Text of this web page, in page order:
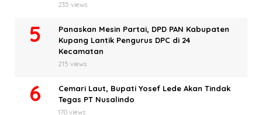
235 views
Panaskan Mesin Partai, DPD PAN Kabupaten
Kupang Lantik Pengurus DPC di 24
Kecamatan
215 views
Cemari Laut, Bupati Yosef Lede Akan Tindak
Tegas PT Nusalindo
170 views